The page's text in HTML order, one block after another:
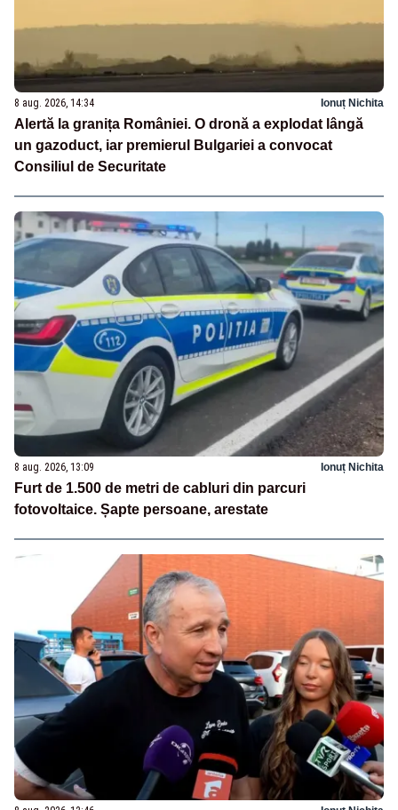
8 aug. 2026, 14:34 Ionuț Nichita
Alertă la granița României. O dronă a explodat lângă
un gazoduct, iar premierul Bulgariei a convocat
Consiliul de Securitate
8 aug. 2026, 13:09 Ionuț Nichita
Furt de 1.500 de metri de cabluri din parcuri
fotovoltaice. Șapte persoane, arestate